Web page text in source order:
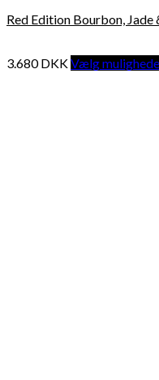
Red Edition Bourbon, Jade
3.680DKKVælg